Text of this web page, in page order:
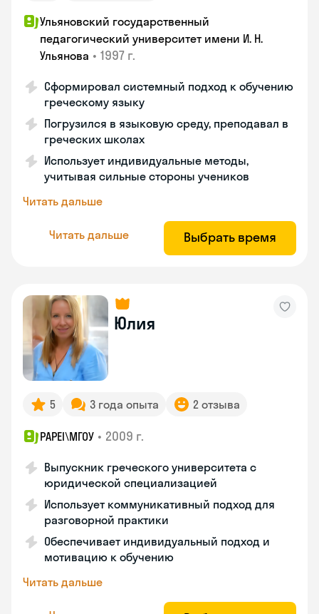
Ульяновский государственный
педагогический университет имени И. Н.
Ульянова • 1997 г.
Сформировал системный подход к обучению
греческому языку
Погрузился в языковую среду, преподавал в
греческих школах
Использует индивидуальные методы,
учитывая сильные стороны учеников
Читать дальше
Читать дальше Выбрать время
Юлия
5 3 года опыта 2 отзыва
PAPEI\MГОУ • 2009 г.
Выпускник греческого университета с
юридической специализацией
Использует коммуникативный подход для
разговорной практики
Обеспечивает индивидуальный подход и
мотивацию к обучению
Читать дальше